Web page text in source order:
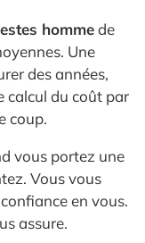
hommede
Une
des années,
calcul du coût par
coup.
vous portez une
Vous vous
en vous.
assure.